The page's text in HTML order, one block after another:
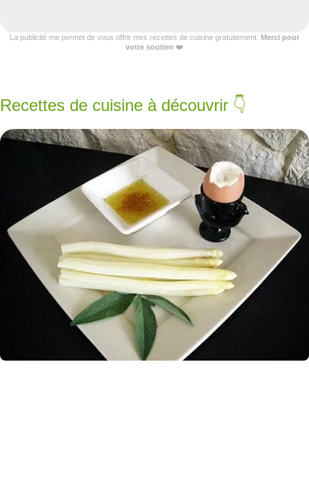
La publicité me permet de vous offrir mes recettes de cuisine gratuitement. Merci pour
votre soutien ❤️
Recettes de cuisine à découvrir 👇